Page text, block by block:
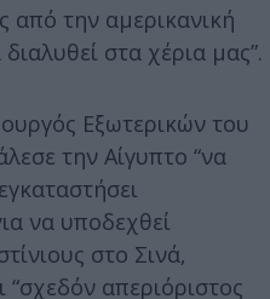
από την αμερικανική
στα χέρια μας”.
Εξωτερικών του
την Αίγυπτο “να
να υποδεχθεί
στο Σινά,
απεριόριστος